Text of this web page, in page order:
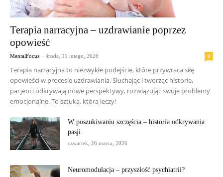
Terapia narracyjna – uzdrawianie poprzez
opowieść
MentalFocus - środa, 11 lutego, 2026 0
Terapia narracyjna to niezwykłe podejście, które przywraca siłę
opowieści w procesie uzdrawiania. Słuchając i tworząc historie,
pacjenci odkrywają nowe perspektywy, rozwiązując swoje problemy
emocjonalne. To sztuka, która leczy!
W poszukiwaniu szczęścia – historia odkrywania
pasji
czwartek, 26 marca, 2026
Neuromodulacja – przyszłość psychiatrii?